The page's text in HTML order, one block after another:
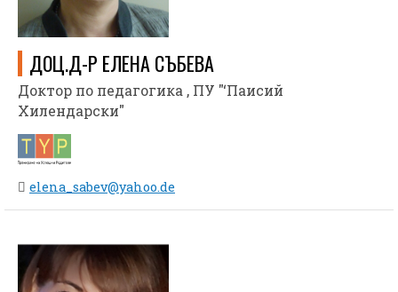
ДОЦ.Д-Р ЕЛЕНА СЪБЕВА
Доктор по педагогика , ПУ "‘Паисий
Хилендарски"
elena_sabev@yahoo.de